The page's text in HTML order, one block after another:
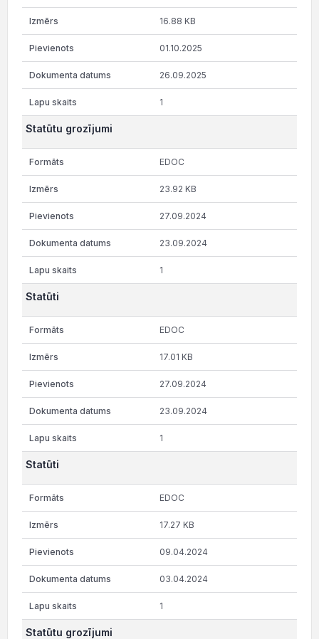
16.88 KB
01.10.2025
26.09.2025
1
Statūtu grozījumi
EDOC
23.92 KB
27.09.2024
23.09.2024
1
Statūti
EDOC
17.01 KB
27.09.2024
23.09.2024
1
Statūti
EDOC
17.27 KB
09.04.2024
03.04.2024
1
Statūtu grozījumi